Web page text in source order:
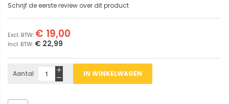
Schrijf de eerste review over dit product
€ 22,99
€ 19,00
Aantal IN WINKELWAGEN